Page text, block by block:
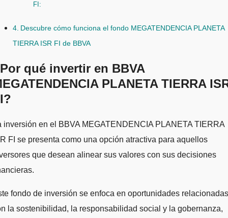
FI:
Descubre cómo funciona el fondo MEGATENDENCIA PLANETA
TIERRA ISR FI de BBVA
qué invertir en BBVA
PLANETA TIERRA
FI se presenta como una opción atractiva para aquellos
que desean alinear sus valores con sus decisiones
fondo de inversión se enfoca en oportunidades relacionadas
la sostenibilidad, la responsabilidad social y la gobernanza,